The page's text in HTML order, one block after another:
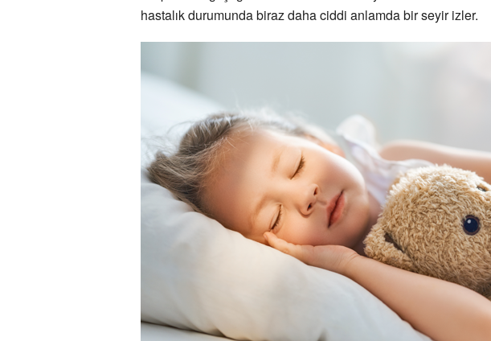
hastalık durumunda biraz daha ciddi anlamda bir seyir izler.